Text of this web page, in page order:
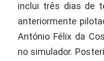
inclui três dias de
anteriormente
António Félix da
no simulador.